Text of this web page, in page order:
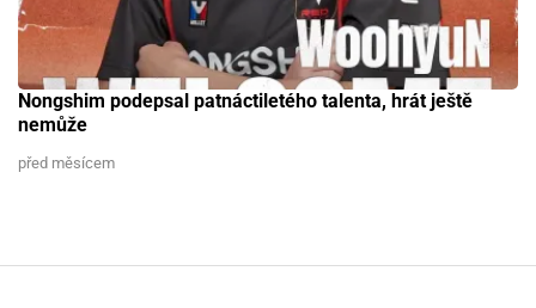
Nongshim podepsal patnáctiletého talenta, hrát ještě
nemůže
před měsícem